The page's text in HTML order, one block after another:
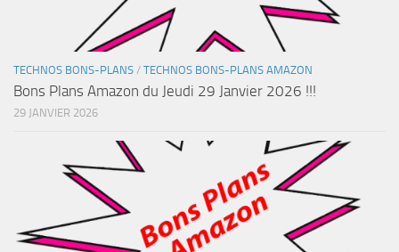
TECHNOS BONS-PLANS / TECHNOS BONS-PLANS AMAZON
Bons Plans Amazon du Jeudi 29 Janvier 2026 !!!
29 JANVIER 2026